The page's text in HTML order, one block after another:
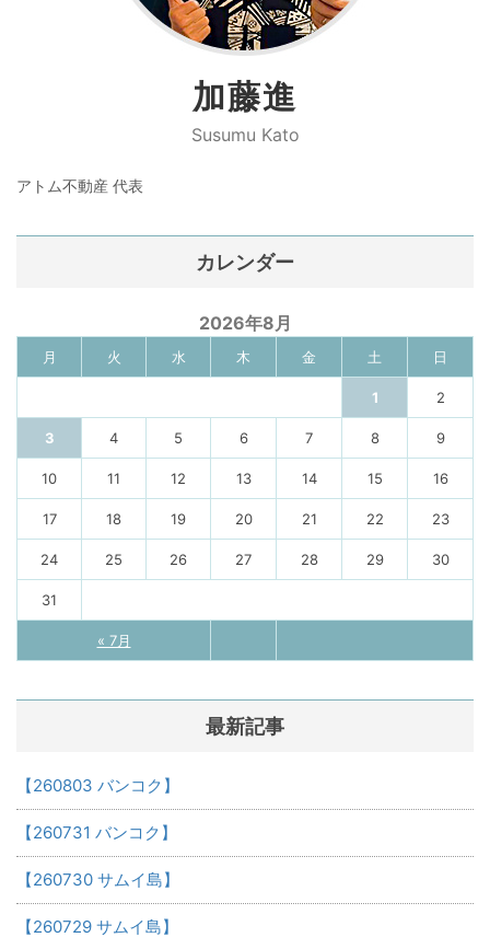
加藤進
Susumu Kato
アトム不動産 代表
カレンダー
2026年8月
月 火 水 木 金 土 日
« 7月
1 2
3 4 5 6 7 8 9
10 11 12 13 14 15 16
17 18 19 20 21 22 23
24 25 26 27 28 29 30
31
最新記事
【260803 バンコク】
【260731 バンコク】
【260730 サムイ島】
【260729 サムイ島】